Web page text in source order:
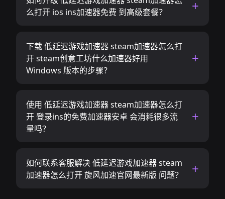
么打开 ios ins加速器免费 到高级套餐？
下载 低延迟游戏加速器 steam加速器怎么打
开 steam创意工坊什么加速器好用
Windows 版本的步骤？
使用 低延迟游戏加速器 steam加速器怎么打
开 登录ins的免费加速器安卓 会消耗很多流
量吗？
如何联系客服解决 低延迟游戏加速器 steam
加速器怎么打开 旋风加速官网最新版 问题？